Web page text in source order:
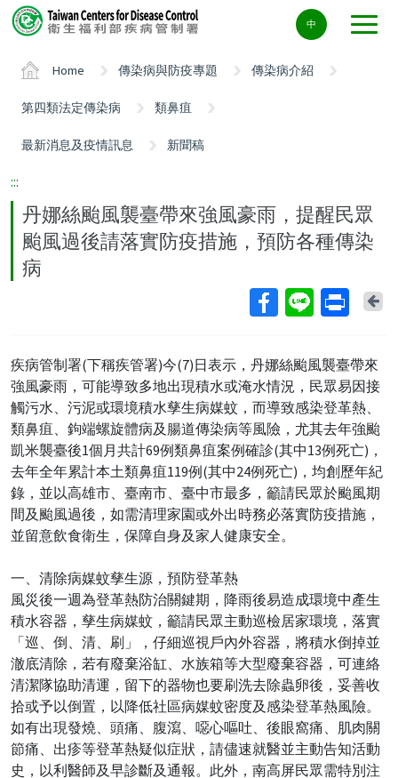
Center
block
中
Home 傳染病與防疫專題 傳染病介紹
第四類法定傳染病 類鼻疽
最新消息及疫情訊息 新聞稿
:::
丹娜絲颱風襲臺帶來強風豪雨，提醒民眾
颱風過後請落實防疫措施，預防各種傳染
病
疾病管制署(下稱疾管署)今(7)日表示，丹娜絲颱風襲臺帶來
強風豪雨，可能導致多地出現積水或淹水情況，民眾易因接
觸污水、污泥或環境積水孳生病媒蚊，而導致感染登革熱、
類鼻疽、鉤端螺旋體病及腸道傳染病等風險，尤其去年強颱
凱米襲臺後1個月共計69例類鼻疽案例確診(其中13例死亡)，
去年全年累計本土類鼻疽119例(其中24例死亡)，均創歷年紀
錄，並以高雄市、臺南市、臺中市最多，籲請民眾於颱風期
間及颱風過後，如需清理家園或外出時務必落實防疫措施，
並留意飲食衛生，保障自身及家人健康安全。
一、清除病媒蚊孳生源，預防登革熱
風災後一週為登革熱防治關鍵期，降雨後易造成環境中產生
積水容器，孳生病媒蚊，籲請民眾主動巡檢居家環境，落實
「巡、倒、清、刷」，仔細巡視戶內外容器，將積水倒掉並
澈底清除，若有廢棄浴缸、水族箱等大型廢棄容器，可連絡
清潔隊協助清運，留下的器物也要刷洗去除蟲卵後，妥善收
拾或予以倒置，以降低社區病媒蚊密度及感染登革熱風險。
如有出現發燒、頭痛、腹瀉、噁心嘔吐、後眼窩痛、肌肉關
節痛、出疹等登革熱疑似症狀，請儘速就醫並主動告知活動
史，以利醫師及早診斷及通報。此外，南高屏民眾需特別注